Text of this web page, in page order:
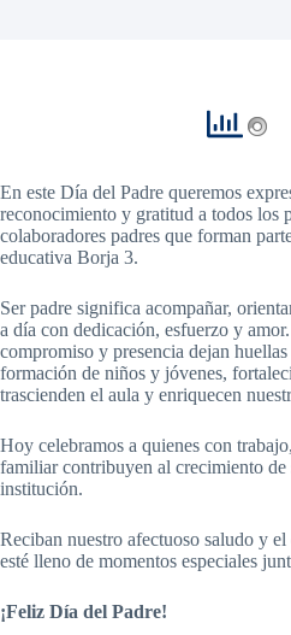
En este Día del Padre queremos
reconocimiento y gratitud a todos los
colaboradores padres que forman
educativa Borja 3.
Ser padre significa acompañar,
a día con dedicación, esfuerzo y
compromiso y presencia dejan
formación de niños y jóvenes,
trascienden el aula y enriquecen
Hoy celebramos a quienes con
familiar contribuyen al crecimiento de
institución.
Reciban nuestro afectuoso saludo y el
esté lleno de momentos especiales
¡Feliz Día del Padre!